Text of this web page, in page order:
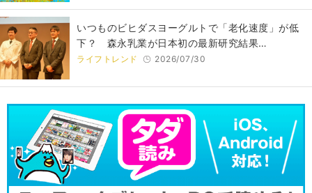
いつものビヒダスヨーグルトで「老化速度」が低
下？ 森永乳業が日本初の最新研究結果…
ライフトレンド 2026/07/30